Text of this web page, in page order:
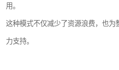
用。
这种模式不仅减少了资源浪费，也
力支持。